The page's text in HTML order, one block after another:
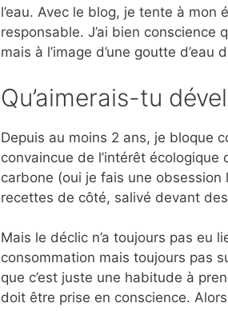
l’eau. Avec le blog, je tente à
responsable. J’ai bien conscience
mais à l’image d’une goutte d’eau
Qu’aimerais-tu
Depuis au moins 2 ans, je bloque
convaincue de l’intérêt
carbone (oui je fais une obsession
recettes de côté, salivé devant
Mais le déclic n’a toujours pas eu
consommation mais toujours pas
que c’est juste une habitude à
doit être prise en conscience.